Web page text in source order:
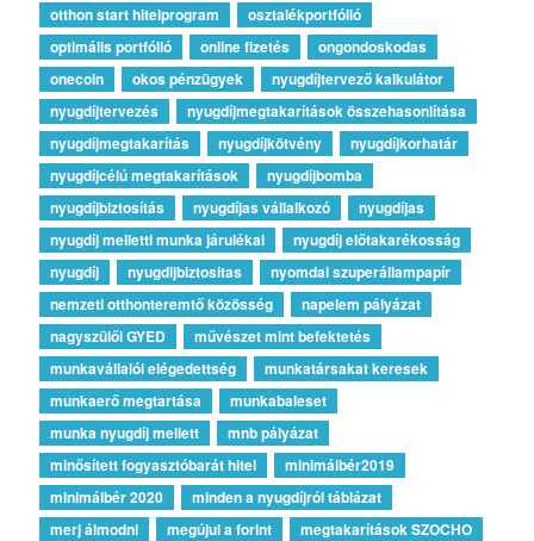
otthon start hitelprogram
osztalékportfólió
optimális portfólió
online fizetés
ongondoskodas
onecoin
okos pénzügyek
nyugdíjtervező kalkulátor
nyugdíjtervezés
nyugdíjmegtakarítások összehasonlítása
nyugdíjmegtakarítás
nyugdíjkötvény
nyugdíjkorhatár
nyugdíjcélú megtakarítások
nyugdíjbomba
nyugdíjbiztosítás
nyugdíjas vállalkozó
nyugdíjas
nyugdíj melletti munka járulékai
nyugdíj előtakarékosság
nyugdíj
nyugdijbiztositas
nyomdai szuperállampapír
nemzeti otthonteremtő közösség
napelem pályázat
nagyszülői GYED
művészet mint befektetés
munkavállalói elégedettség
munkatársakat keresek
munkaerő megtartása
munkabaleset
munka nyugdíj mellett
mnb pályázat
minősített fogyasztóbarát hitel
minimálbér2019
minimálbér 2020
minden a nyugdíjról táblázat
merj álmodni
megújul a forint
megtakarítások SZOCHO